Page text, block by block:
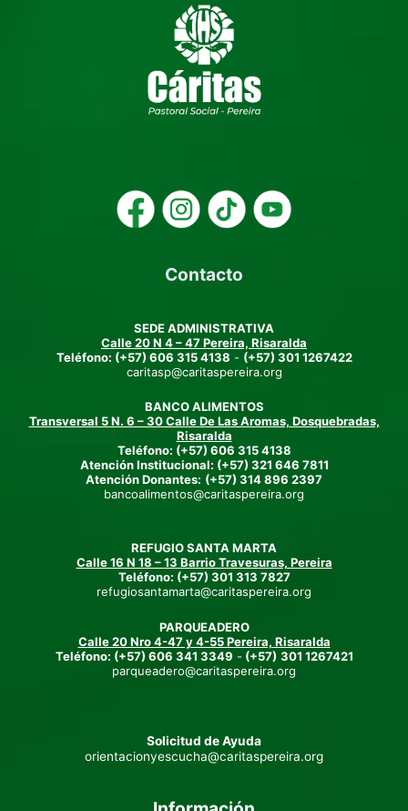
Contacto
SEDE ADMINISTRATIVA
Calle 20 N 4 – 47 Pereira, Risaralda
Teléfono: (+57) 606 315 4138 - (+57) 301 1267422
caritasp@caritaspereira.org
BANCO ALIMENTOS
Transversal 5 N. 6 – 30 Calle De Las Aromas, Dosquebradas,
Risaralda
Teléfono: (+57) 606 315 4138
Atención Institucional: (+57) 321 646 7811
Atención Donantes: (+57) 314 896 2397
bancoalimentos@caritaspereira.org
REFUGIO SANTA MARTA
Calle 16 N 18 – 13 Barrio Travesuras, Pereira
Teléfono: (+57) 301 313 7827
refugiosantamarta@caritaspereira.org
PARQUEADERO
Calle 20 Nro 4-47 y 4-55 Pereira, Risaralda
Teléfono: (+57) 606 341 3349 - (+57) 301 1267421
parqueadero@caritaspereira.org
Solicitud de Ayuda
orientacionyescucha@caritaspereira.org